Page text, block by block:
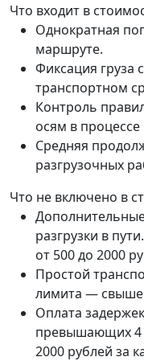
Что входит в
Однократная
маршруте.
Фиксация
транспортном
Контроль
осям в процессе
Средняя
разгрузочных
Что не включено в
разгрузки в
от 500 до 2000
Простой
лимита — свыше
Оплата
превышающих 4
2000 рублей за